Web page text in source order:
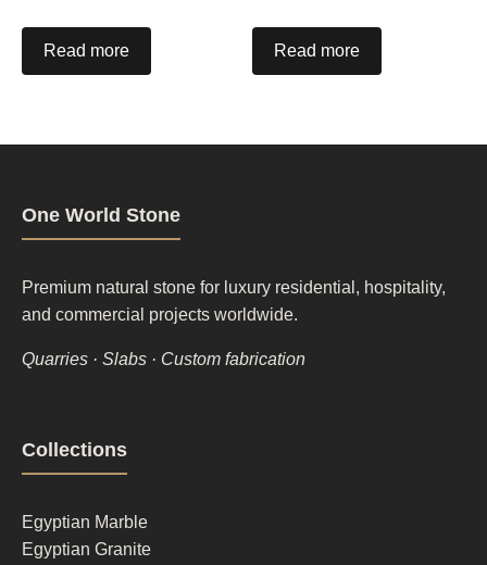
Read more Read more
One World Stone
Premium natural stone for luxury residential, hospitality,
and commercial projects worldwide.
Quarries · Slabs · Custom fabrication
Footer
column
1
Collections
Egyptian Marble
Egyptian Granite